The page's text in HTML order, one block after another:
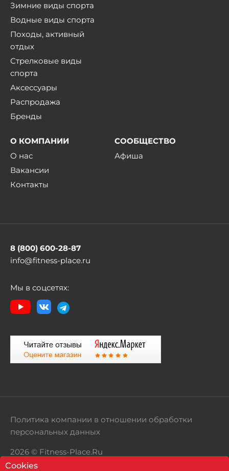
Зимние виды спорта
Водные виды спорта
Походы, активный
отдых
Стрелковые виды
спорта
Аксессуары
Распродажа
Бренды
О КОМПАНИИ
О нас
Вакансии
Контакты
СООБЩЕСТВО
Афиша
8 (800) 600-28-87
info@fitness-place.ru
Мы в соцсетях:
2026 © Fitness-Place.Ru
Территория здорового образа жизни
Политика компании в отношении обработки
персональных данных
Cookies